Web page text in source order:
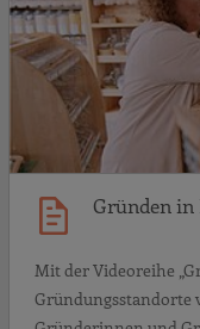
Gründen in
Mit der Videoreihe
Gründungsstandorte